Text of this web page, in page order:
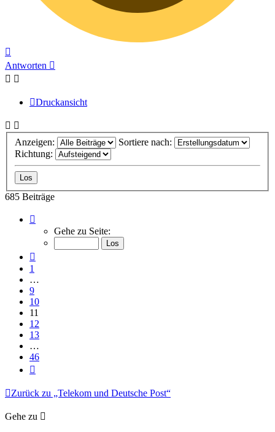
oben
Antworten
Druckansicht
Anzeigen:
Sortiere nach:
Richtung:
685 Beiträge
von
Gehe zu Seite:
1
…
9
10
11
12
13
…
46
Zurück zu „Telekom und Deutsche Post“
Gehe zu